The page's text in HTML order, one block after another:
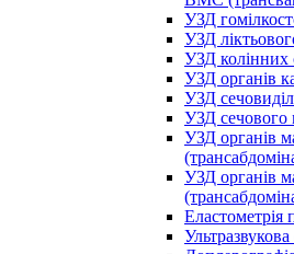
УЗД
УЗД
УЗД колінних
УЗД органів
УЗД
УЗД сечового
УЗД органів
УЗД органів
Еластометрія